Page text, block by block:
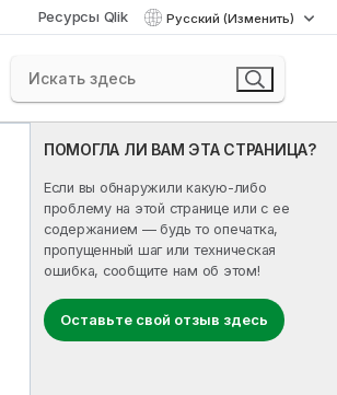
Ресурсы Qlik Русский (Изменить)
ПОМОГЛА ЛИ ВАМ ЭТА СТРАНИЦА?
Если вы обнаружили какую-либо
проблему на этой странице или с ее
содержанием — будь то опечатка,
пропущенный шаг или техническая
ошибка, сообщите нам об этом!
Оставьте свой отзыв здесь